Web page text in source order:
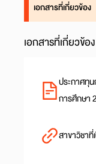
เอกสารที่เกี่ยวข้อง
เอกสารที่เกี่ยวข้อ
ประกาศทุ
การศึกษา
สาขาวิชา